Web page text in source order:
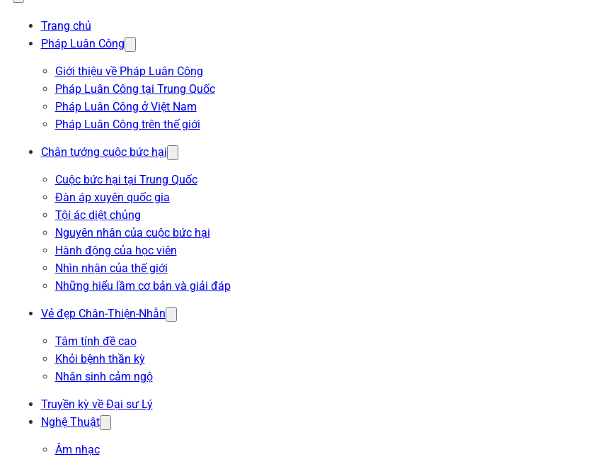
Trang chủ
Pháp Luân Công
Giới thiệu về Pháp Luân Công
Pháp Luân Công tại Trung Quốc
Pháp Luân Công ở Việt Nam
Pháp Luân Công trên thế giới
Chân tướng cuộc bức hại
Cuộc bức hại tại Trung Quốc
Đàn áp xuyên quốc gia
Tội ác diệt chủng
Nguyên nhân của cuộc bức hại
Hành động của học viên
Nhìn nhận của thế giới
Những hiểu lầm cơ bản và giải đáp
Vẻ đẹp Chân-Thiện-Nhẫn
Tâm tính đề cao
Khỏi bệnh thần kỳ
Nhân sinh cảm ngộ
Truyền kỳ về Đại sư Lý
Nghệ Thuật
Âm nhạc